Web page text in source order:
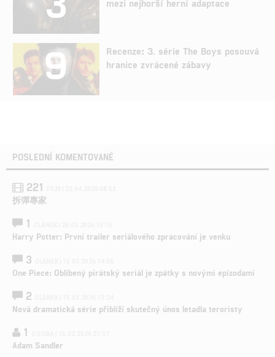
mezi nejhorší herní adaptace
9
Recenze: 3. série The Boys posouvá
hranice zvrácené zábavy
POSLEDNÍ KOMENTOVANÉ
221
拆彈專家
1
Harry Potter: První trailer seriálového zpracování je venku
3
One Piece: Oblíbený pirátský seriál je zpátky s novými epizodami
2
Nová dramatická série přiblíží skutečný únos letadla teroristy
1
Adam Sandler